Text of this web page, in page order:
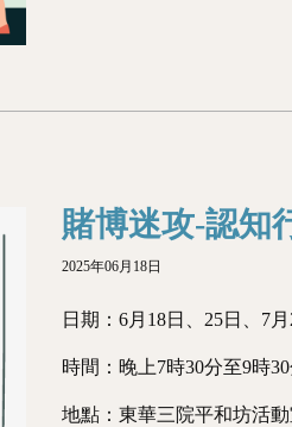
賭博迷攻-認知
2025年06月18日
日期：6月18日、25日、7
時間：晚上7時30分至9時
地點：東華三院平和坊活動